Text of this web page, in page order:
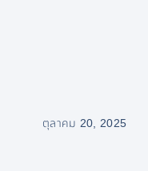
ตุลาคม 20, 2025